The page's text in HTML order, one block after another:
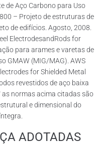
de Aço Carbono para Uso
– Projeto de estruturas de
de edifícios. Agosto, 2008.
ElectrodesandRods for
para arames e varetas de
GMAW (MIG/MAG). AWS
for Shielded Metal
revestidos de aço baixa
as normas acima citadas são
e dimensional do
ADOTADAS